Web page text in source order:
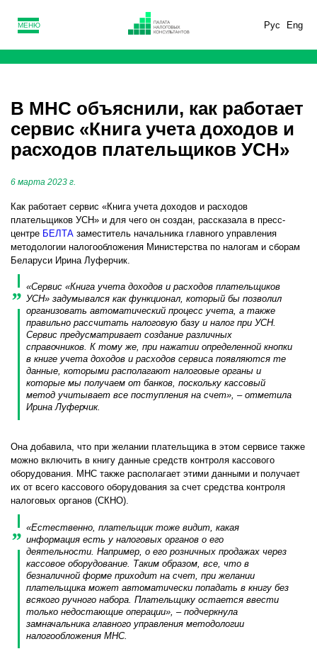
Рус Eng
МЕНЮ
В МНС объяснили, как работает
сервис «Книга учета доходов и
расходов плательщиков УСН»
6 марта 2023 г.
Как работает сервис «Книга учета доходов и расходов
плательщиков УСН» и для чего он создан, рассказала в пресс-
центре БЕЛТА заместитель начальника главного управления
методологии налогообложения Министерства по налогам и сборам
Беларуси Ирина Луферчик.
«Сервис «Книга учета доходов и расходов плательщиков
УСН» задумывался как функционал, который бы позволил
организовать автоматический процесс учета, а также
правильно рассчитать налоговую базу и налог при УСН.
Сервис предусматривает создание различных
справочников. К тому же, при нажатии определенной кнопки
в книге учета доходов и расходов сервиса появляются те
данные, которыми располагают налоговые органы и
которые мы получаем от банков, поскольку кассовый
метод учитывает все поступления на счет», – отметила
Ирина Луферчик.
Она добавила, что при желании плательщика в этом сервисе также
можно включить в книгу данные средств контроля кассового
оборудования. МНС также располагает этими данными и получает
их от всего кассового оборудования за счет средства контроля
налоговых органов (СКНО).
«Естественно, плательщик тоже видит, какая
информация есть у налоговых органов о его
деятельности. Например, о его розничных продажах через
кассовое оборудование. Таким образом, все, что в
безналичной форме приходит на счет, при желании
плательщика может автоматически попадать в книгу без
всякого ручного набора. Плательщику остается ввести
только недостающие операции», – подчеркнула
замначальника главного управления методологии
налогообложения МНС.